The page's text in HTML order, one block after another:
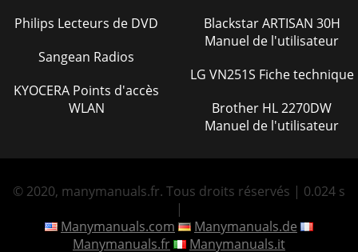
Philips Lecteurs de DVD
Sangean Radios
KYOCERA Points d'accès
WLAN
Blackstar ARTISAN 30H
Manuel de l'utilisateur
LG VN251S Fiche technique
Brother HL 2270DW
Manuel de l'utilisateur
© 2020, manymanuals.fr. Tous droits réservés | 0.024 s
|
Manymanuals.com
Manymanuals.de
Manymanuals.fr
Manymanuals.it